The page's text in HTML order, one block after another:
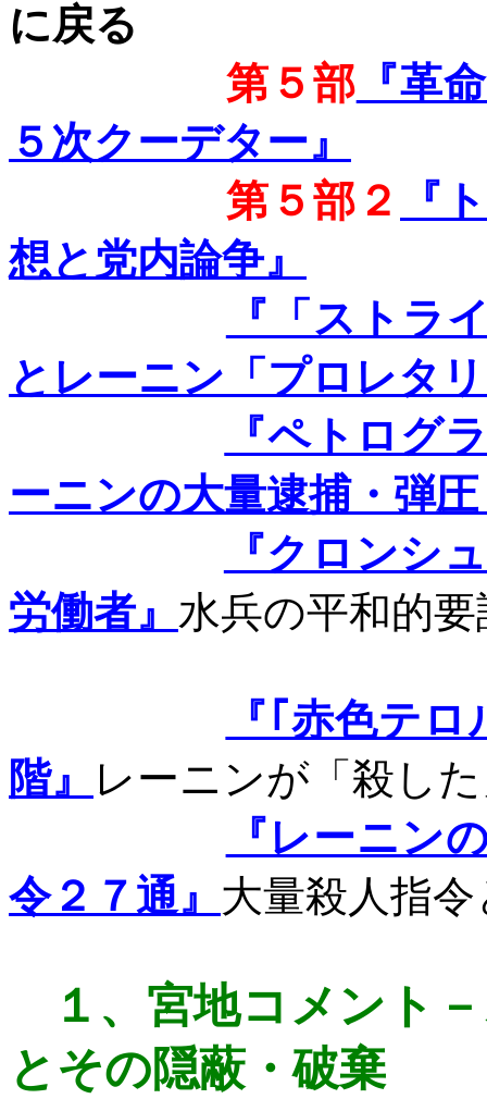
に戻る
第５部 『革
５次クーデター』
第５部２
『
想と党内論争』
『「ストラ
とレーニン「プロレタ
『ペトログ
ーニンの大量逮捕・弾
『クロンシ
労働者』 水兵の平和的
『｢赤色テ
階』
レーニンが 「殺し
『レーニン
令２７通』 大量殺人指
１、 宮地コメント
とその隠蔽・破棄